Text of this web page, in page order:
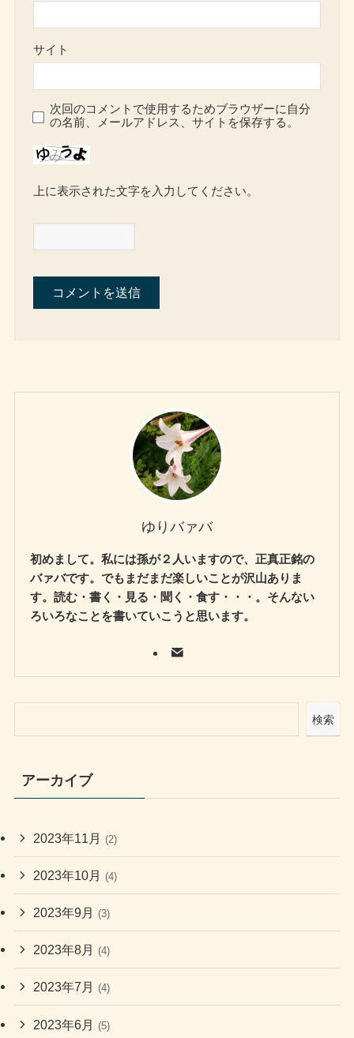
サイト
次回のコメントで使用するためブラウザーに自分
の名前、メールアドレス、サイトを保存する。
上に表示された文字を入力してください。
ゆりバァバ
初めまして。私には孫が２人いますので、正真正銘の
バァバです。でもまだまだ楽しいことが沢山ありま
す。読む・書く・見る・聞く・食す・・・。そんない
ろいろなことを書いていこうと思います。
検索
アーカイブ
2023年11月 (2)
2023年10月 (4)
2023年9月 (3)
2023年8月 (4)
2023年7月 (4)
2023年6月 (5)